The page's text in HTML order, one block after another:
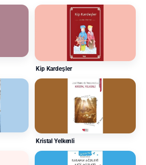
Kip Kardeşler
Kristal Yelkenli